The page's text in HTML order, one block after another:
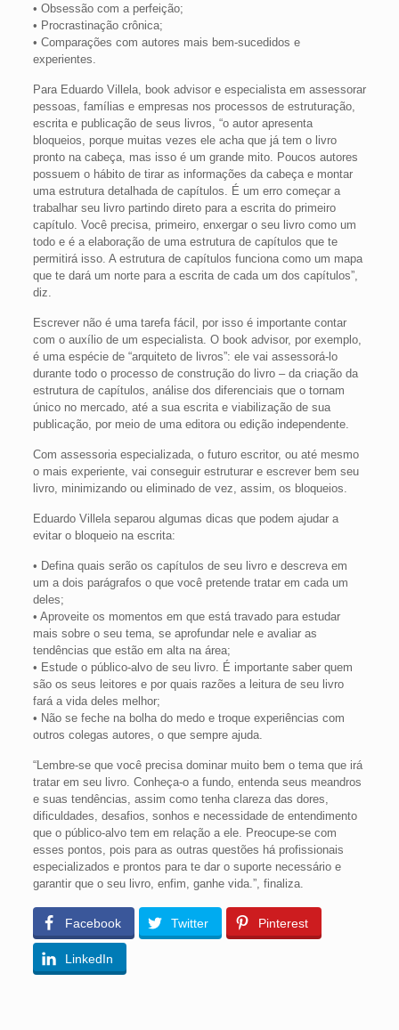
• Obsessão com a perfeição;
• Procrastinação crônica;
• Comparações com autores mais bem-sucedidos e
experientes.
Para Eduardo Villela, book advisor e especialista em assessorar
pessoas, famílias e empresas nos processos de estruturação,
escrita e publicação de seus livros, “o autor apresenta
bloqueios, porque muitas vezes ele acha que já tem o livro
pronto na cabeça, mas isso é um grande mito. Poucos autores
possuem o hábito de tirar as informações da cabeça e montar
uma estrutura detalhada de capítulos. É um erro começar a
trabalhar seu livro partindo direto para a escrita do primeiro
capítulo. Você precisa, primeiro, enxergar o seu livro como um
todo e é a elaboração de uma estrutura de capítulos que te
permitirá isso. A estrutura de capítulos funciona como um mapa
que te dará um norte para a escrita de cada um dos capítulos”,
diz.
Escrever não é uma tarefa fácil, por isso é importante contar
com o auxílio de um especialista. O book advisor, por exemplo,
é uma espécie de “arquiteto de livros”: ele vai assessorá-lo
durante todo o processo de construção do livro – da criação da
estrutura de capítulos, análise dos diferenciais que o tornam
único no mercado, até a sua escrita e viabilização de sua
publicação, por meio de uma editora ou edição independente.
Com assessoria especializada, o futuro escritor, ou até mesmo
o mais experiente, vai conseguir estruturar e escrever bem seu
livro, minimizando ou eliminado de vez, assim, os bloqueios.
Eduardo Villela separou algumas dicas que podem ajudar a
evitar o bloqueio na escrita:
• Defina quais serão os capítulos de seu livro e descreva em
um a dois parágrafos o que você pretende tratar em cada um
deles;
• Aproveite os momentos em que está travado para estudar
mais sobre o seu tema, se aprofundar nele e avaliar as
tendências que estão em alta na área;
• Estude o público-alvo de seu livro. É importante saber quem
são os seus leitores e por quais razões a leitura de seu livro
fará a vida deles melhor;
• Não se feche na bolha do medo e troque experiências com
outros colegas autores, o que sempre ajuda.
“Lembre-se que você precisa dominar muito bem o tema que irá
tratar em seu livro. Conheça-o a fundo, entenda seus meandros
e suas tendências, assim como tenha clareza das dores,
dificuldades, desafios, sonhos e necessidade de entendimento
que o público-alvo tem em relação a ele. Preocupe-se com
esses pontos, pois para as outras questões há profissionais
especializados e prontos para te dar o suporte necessário e
garantir que o seu livro, enfim, ganhe vida.”, finaliza.
Facebook Twitter Pinterest
LinkedIn